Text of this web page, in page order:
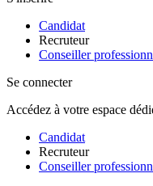
Candidat
Recruteur
Conseiller
Se connecter
Accédez à votre espace
Candidat
Recruteur
Conseiller